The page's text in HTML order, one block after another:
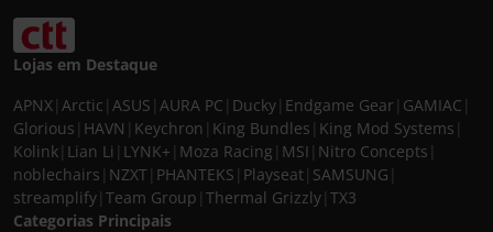
Lojas em Destaque
APNX Arctic ASUS AURA PC Ducky Endgame Gear GAMIAC
Glorious HAVN Keychron King Bundles King Mod Systems
Kolink Lian Li LYNK+ Moza Racing MSI Nitro Concepts
noblechairs NZXT PHANTEKS Playseat SAMSUNG
streamplify Team Group Thermal Grizzly TX3
Categorias Principais